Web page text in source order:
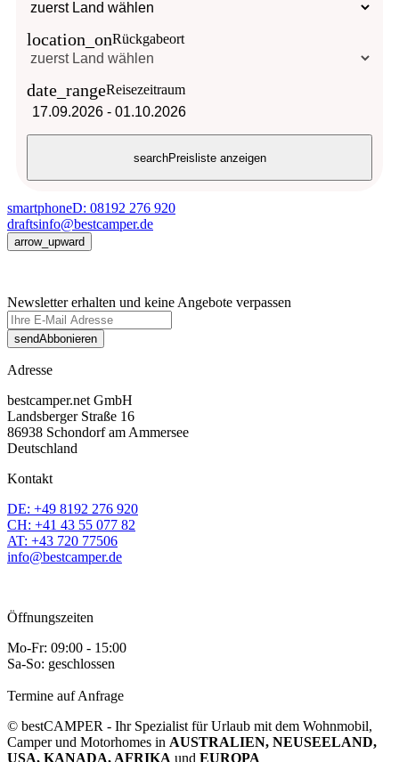
location_onRückgabeort
date_rangeReisezeitraum
17.09.2026 - 01.10.2026
searchPreisliste anzeigen
smartphoneD: 08192 276 920
draftsinfo@bestcamper.de
arrow_upward
Newsletter erhalten und keine Angebote verpassen
sendAbbonieren
Adresse
bestcamper.net GmbH
Landsberger Straße 16
86938 Schondorf am Ammersee
Deutschland
Kontakt
DE: +49 8192 276 920
CH: +41 43 55 077 82
AT: +43 720 77506
info@bestcamper.de
Öffnungszeiten
Mo-Fr: 09:00 - 15:00
Sa-So: geschlossen
Termine auf Anfrage
© bestCAMPER - Ihr Spezialist für Urlaub mit dem Wohnmobil,
Camper und Motorhomes in AUSTRALIEN, NEUSEELAND,
USA, KANADA, AFRIKA und EUROPA